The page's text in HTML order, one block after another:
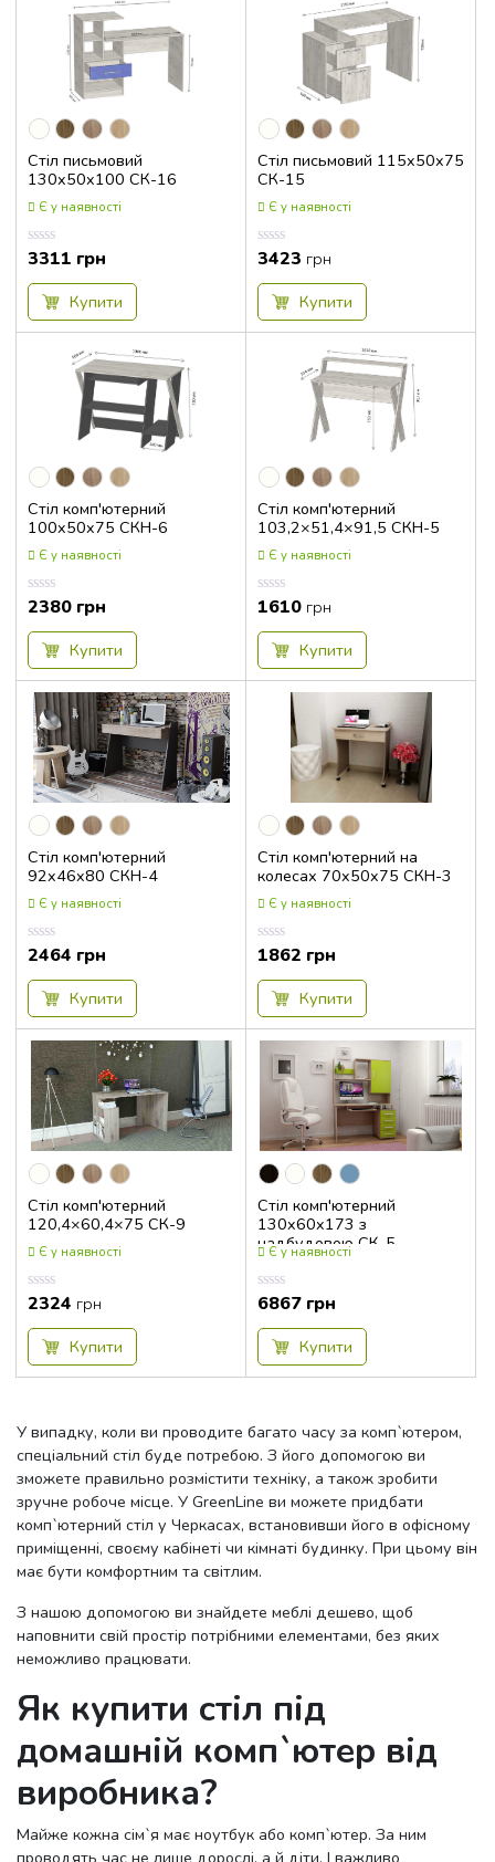
Стіл письмовий
130x50x100 СК-16
Є у наявності
Оцінка
0.00
з
3311 грн
Купити
Стіл письмовий 115x50x75
СК-15
Є у наявності
Оцінка
0.00
з
3423 грн
Купити
Стіл комп'ютерний
100x50x75 СКН-6
Є у наявності
Оцінка
0.00
з
2380 грн
Купити
Стіл комп'ютерний
103,2×51,4×91,5 СКН-5
Є у наявності
Оцінка
0.00
з
1610 грн
Купити
Стіл комп'ютерний
92x46x80 СКН-4
Є у наявності
Оцінка
0.00
з
2464 грн
Купити
Стіл комп'ютерний на
колесах 70x50x75 СКН-3
Є у наявності
Оцінка
0.00
з
1862 грн
Купити
Стіл комп'ютерний
120,4×60,4×75 СК-9
Є у наявності
Оцінка
0.00
з
2324 грн
Купити
Стіл комп'ютерний
130x60x173 з
надбудовою СК-5
Є у наявності
Оцінка
0.00
з
6867 грн
Купити
У випадку, коли ви проводите багато часу за комп`ютером,
спеціальний стіл буде потребою. З його допомогою ви
зможете правильно розмістити техніку, а також зробити
зручне робоче місце. У GreenLine ви можете придбати
комп`ютерний стіл у Черкасах, встановивши його в офісному
приміщенні, своєму кабінеті чи кімнаті будинку. При цьому він
має бути комфортним та світлим.
З нашою допомогою ви знайдете меблі дешево, щоб
наповнити свій простір потрібними елементами, без яких
неможливо працювати.
Як купити стіл під
домашній комп`ютер від
виробника?
Майже кожна сім`я має ноутбук або комп`ютер. За ним